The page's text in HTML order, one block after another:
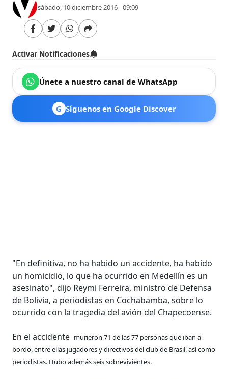
sábado, 10 diciembre 2016 - 09:09
Activar Notificaciones
Únete a nuestro canal de WhatsApp
G Síguenos en Google Discover
"En definitiva, no ha habido un accidente, ha habido
un homicidio, lo que ha ocurrido en Medellín es un
asesinato", dijo Reymi Ferreira, ministro de Defensa
de Bolivia, a periodistas en Cochabamba, sobre lo
ocurrido con la tragedia del avión del Chapecoense.
En el accidente murieron 71 de las 77 personas que iban a
bordo, entre ellas jugadores y directivos del club de Brasil, así como
periodistas. Hubo además seis sobrevivientes.